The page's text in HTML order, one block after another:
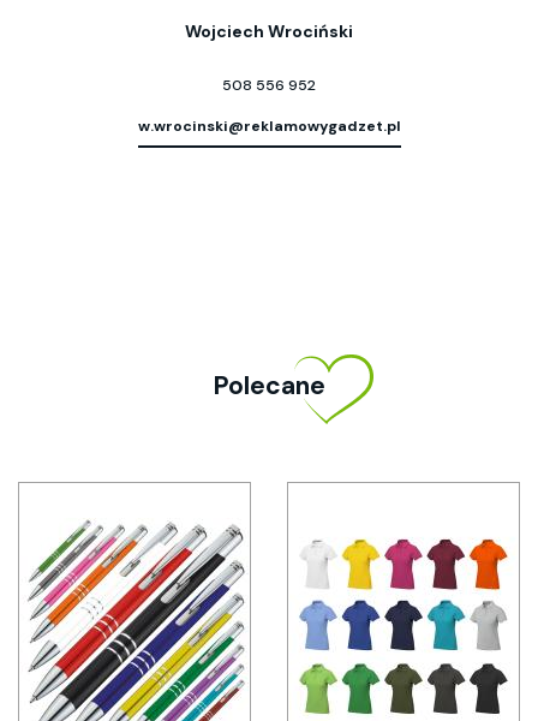
Wojciech Wrociński
508 556 952
w.wrocinski@reklamowygadzet.pl
Polecane